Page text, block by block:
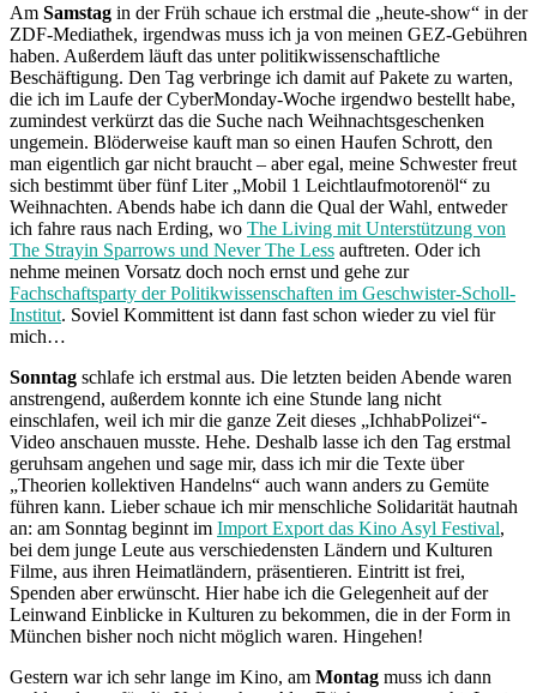
Am Samstag in der Früh schaue ich erstmal die „heute-show“ in der
ZDF-Mediathek, irgendwas muss ich ja von meinen GEZ-Gebühren
haben. Außerdem läuft das unter politikwissenschaftliche
Beschäftigung. Den Tag verbringe ich damit auf Pakete zu warten,
die ich im Laufe der CyberMonday-Woche irgendwo bestellt habe,
zumindest verkürzt das die Suche nach Weihnachtsgeschenken
ungemein. Blöderweise kauft man so einen Haufen Schrott, den
man eigentlich gar nicht braucht – aber egal, meine Schwester freut
sich bestimmt über fünf Liter „Mobil 1 Leichtlaufmotorenöl“ zu
Weihnachten. Abends habe ich dann die Qual der Wahl, entweder
ich fahre raus nach Erding, wo The Living mit Unterstützung von
The Strayin Sparrows und Never The Less auftreten. Oder ich
nehme meinen Vorsatz doch noch ernst und gehe zur
Fachschaftsparty der Politikwissenschaften im Geschwister-Scholl-
Institut. Soviel Kommittent ist dann fast schon wieder zu viel für
mich…
Sonntag schlafe ich erstmal aus. Die letzten beiden Abende waren
anstrengend, außerdem konnte ich eine Stunde lang nicht
einschlafen, weil ich mir die ganze Zeit dieses „IchhabPolizei“-
Video anschauen musste. Hehe. Deshalb lasse ich den Tag erstmal
geruhsam angehen und sage mir, dass ich mir die Texte über
„Theorien kollektiven Handelns“ auch wann anders zu Gemüte
führen kann. Lieber schaue ich mir menschliche Solidarität hautnah
an: am Sonntag beginnt im Import Export das Kino Asyl Festival,
bei dem junge Leute aus verschiedensten Ländern und Kulturen
Filme, aus ihren Heimatländern, präsentieren. Eintritt ist frei,
Spenden aber erwünscht. Hier habe ich die Gelegenheit auf der
Leinwand Einblicke in Kulturen zu bekommen, die in der Form in
München bisher noch nicht möglich waren. Hingehen!
Gestern war ich sehr lange im Kino, am Montag muss ich dann